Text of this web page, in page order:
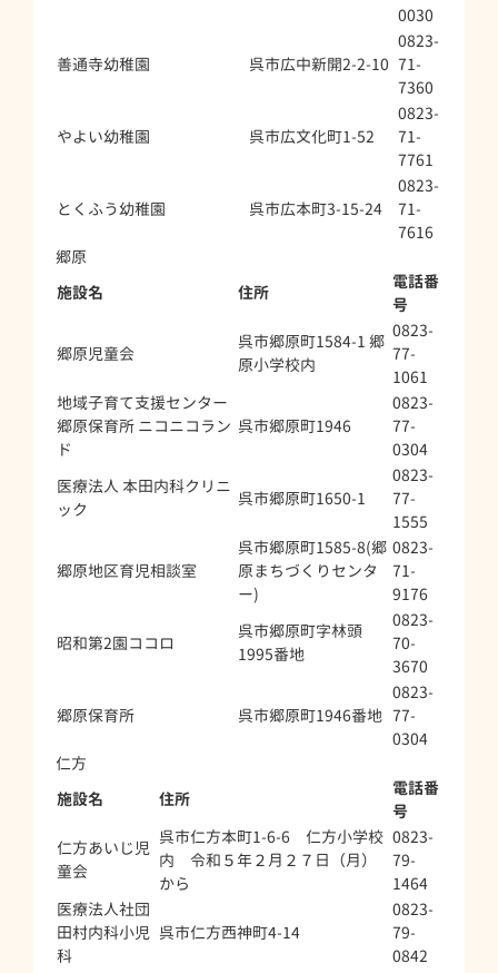
0030
善通寺幼稚園 呉市広中新開2-2-10
0823-
71-
7360
やよい幼稚園 呉市広文化町1-52
0823-
71-
7761
とくふう幼稚園 呉市広本町3-15-24
0823-
71-
7616
郷原
施設名
住所
電話番
号
郷原児童会
呉市郷原町1584-1 郷
原小学校内
0823-
77-
1061
地域子育て支援センター
郷原保育所 ニコニコラン
ド
呉市郷原町1946
0823-
77-
0304
医療法人 本田内科クリニ
ック
呉市郷原町1650-1
0823-
77-
1555
郷原地区育児相談室
呉市郷原町1585-8(郷
原まちづくりセンタ
ー)
0823-
71-
9176
昭和第2園ココロ
呉市郷原町字林頭
1995番地
0823-
70-
3670
郷原保育所 呉市郷原町1946番地
0823-
77-
0304
仁方
施設名
住所
電話番
号
仁方あいじ児
童会
呉市仁方本町1-6-6 仁方小学校
内 令和５年２月２７日（月）
から
0823-
79-
1464
医療法人社団
田村内科小児
科
呉市仁方西神町4-14
0823-
79-
0842